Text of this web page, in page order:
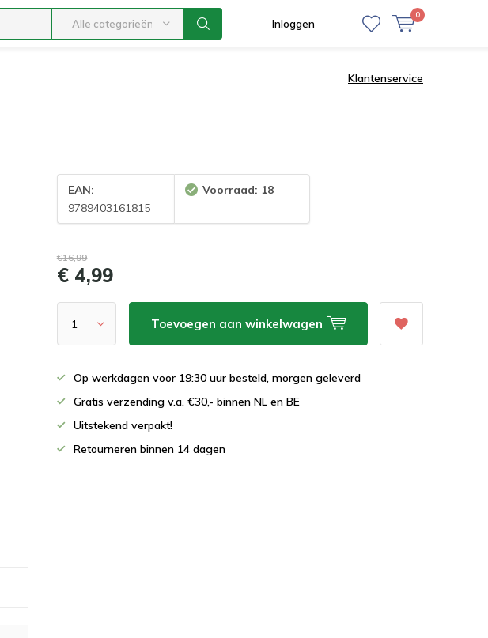
Alle categorieën Inloggen
0
Klantenservice
EAN:
9789403161815
Voorraad: 18
€16,99
€ 4,99
Toevoegen aan winkelwagen
Op werkdagen voor 19:30 uur besteld, morgen geleverd
Gratis verzending v.a. €30,- binnen NL en BE
Uitstekend verpakt!
Retourneren binnen 14 dagen